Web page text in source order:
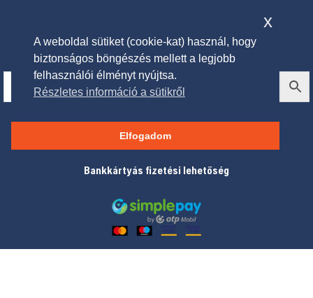
Sövényvágók
Bankkártyás fizetési lehetőség
A weboldal sütiket (cookie-kat) használ, hogy
biztonságos böngészés mellett a legjobb
felhasználói élményt nyújtsa.
Részletes információ a sütikről
Elfogadom
x